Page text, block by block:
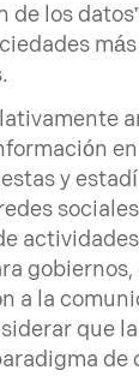
de los
y
gobiernos,
a la
que
de